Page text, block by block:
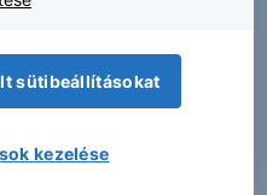
sütibeállításokat
kezelése